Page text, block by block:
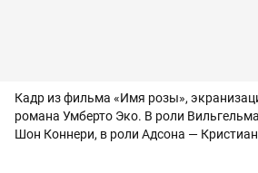
Кадр из фильма «Имя розы»,
романа Умберто Эко. В роли
Шон Коннери, в роли Адсона —